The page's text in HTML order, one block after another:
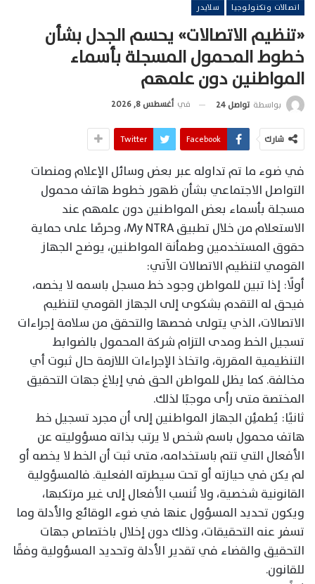
اتصالات وتكنولوجيا سلايدر
«تنظيم الاتصالات» يحسم الجدل بشأن
خطوط المحمول المسجلة بأسماء
المواطنين دون علمهم
بواسطة تواصل 24 في أغسطس 8, 2026
شارك Facebook
Twitter
في ضوء ما تم تداوله عبر بعض وسائل الإعلام ومنصات
التواصل الاجتماعي بشأن ظهور خطوط هاتف محمول
مسجلة بأسماء بعض المواطنين دون علمهم عند
الاستعلام من خلال تطبيق My NTRA، وحرصًا على حماية
حقوق المستخدمين وطمأنة المواطنين، يوضح الجهاز
القومي لتنظيم الاتصالات الآتي:
أولًا: إذا تبين للمواطن وجود خط مسجل باسمه لا يخصه،
فيحق له التقدم بشكوى إلى الجهاز القومي لتنظيم
الاتصالات، الذي يتولى فحصها والتحقق من سلامة إجراءات
تسجيل الخط ومدى التزام شركة المحمول بالضوابط
التنظيمية المقررة، واتخاذ الإجراءات اللازمة حال ثبوت أي
مخالفة. كما يظل للمواطن الحق في إبلاغ جهات التحقيق
المختصة متى رأى موجبًا لذلك.
ثانيًا: يُطمئِن الجهاز المواطنين إلى أن مجرد تسجيل خط
هاتف محمول باسم شخص لا يرتب بذاته مسؤوليته عن
الأفعال التي تتم باستخدامه، متى ثبت أن الخط لا يخصه أو
لم يكن في حيازته أو تحت سيطرته الفعلية. فالمسؤولية
القانونية شخصية، ولا تُنسب الأفعال إلى غير مرتكبها،
ويكون تحديد المسؤول عنها في ضوء الوقائع والأدلة وما
تسفر عنه التحقيقات، وذلك دون إخلال باختصاص جهات
التحقيق والقضاء في تقدير الأدلة وتحديد المسؤولية وفقًا
للقانون.